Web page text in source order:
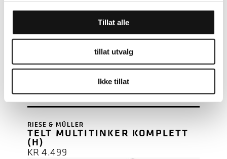
Tillat alle
tillat utvalg
Ikke tillat
LES MER
RIESE & MÜLLER
TELT MULTITINKER KOMPLETT
(H)
KR4.499